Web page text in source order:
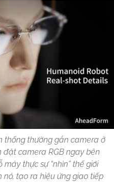
thống thường gắn camera ở
camera RGB ngay bên
thực sự “nhìn” thế giới
tạo ra hiệu ứng giao tiếp